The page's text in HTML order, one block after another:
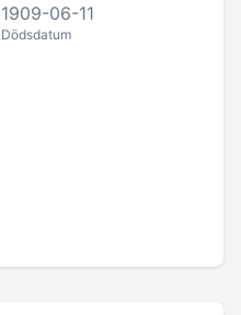
1909-06-11
Dödsdatum